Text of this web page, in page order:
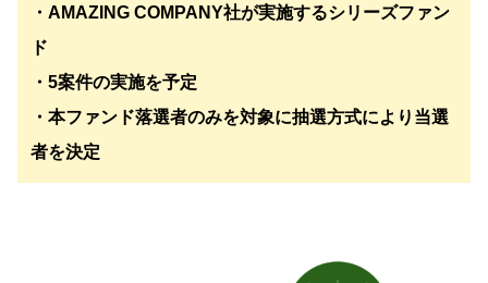
・AMAZING COMPANY社が実施するシリーズファン
ド
・5案件の実施を予定
・本ファンド落選者のみを対象に抽選方式により当選
者を決定